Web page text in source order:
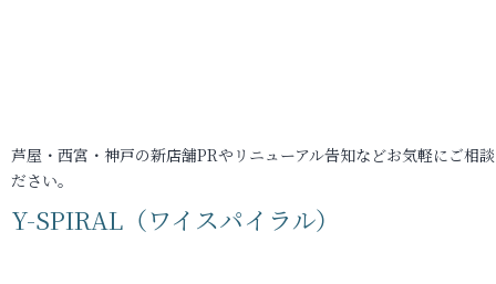
芦屋・西宮・神戸の新店舗PRやリニューアル告知などお気軽にご相
ださい。
Y-SPIRAL（ワイスパイラル）